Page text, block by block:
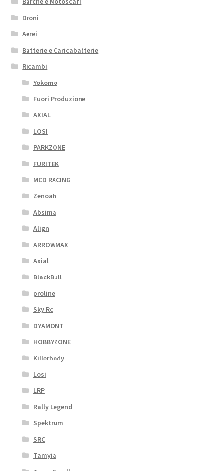
Droni
Aerei
Batterie e Caricabatterie
Ricambi
Yokomo
Fuori Produzione
AXIAL
LOSI
PARKZONE
FURITEK
MCD RACING
Zenoah
Absima
Align
ARROWMAX
Axial
BlackBull
proline
Sky Rc
DYAMONT
HOBBYZONE
Killerbody
Losi
LRP
Rally Legend
Spektrum
SRC
Tamyia